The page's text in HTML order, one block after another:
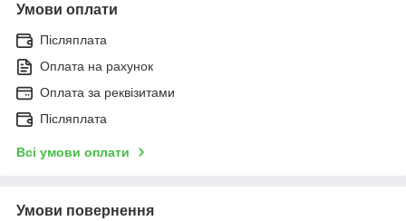
Умови оплати
Післяплата
Оплата на рахунок
Оплата за реквізитами
Післяплата
Всі умови оплати
Умови повернення